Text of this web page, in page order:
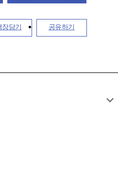
장담기 공유하기